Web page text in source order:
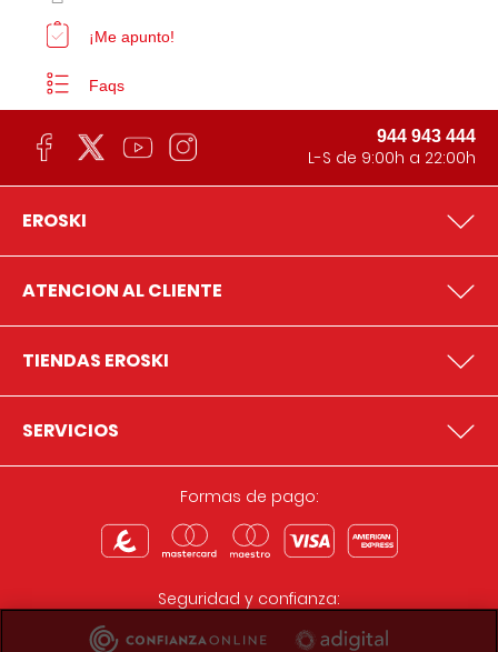
¡Me apunto!
Faqs
944 943 444
L-S de 9:00h a 22:00h
EROSKI
ATENCION AL CLIENTE
TIENDAS EROSKI
SERVICIOS
Formas de pago:
Seguridad y confianza: